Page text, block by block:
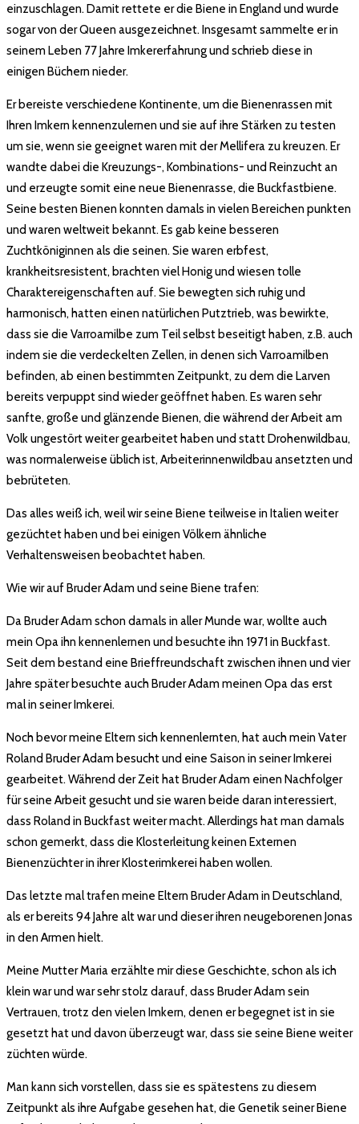
einzuschlagen. Damit rettete er die Biene in England und wurde
sogar von der Queen ausgezeichnet. Insgesamt sammelte er in
seinem Leben 77 Jahre Imkererfahrung und schrieb diese in
einigen Büchern nieder.
Er bereiste verschiedene Kontinente, um die Bienenrassen mit
Ihren Imkern kennenzulernen und sie auf ihre Stärken zu testen
um sie, wenn sie geeignet waren mit der Mellifera zu kreuzen. Er
wandte dabei die Kreuzungs-, Kombinations- und Reinzucht an
und erzeugte somit eine neue Bienenrasse, die Buckfastbiene.
Seine besten Bienen konnten damals in vielen Bereichen punkten
und waren weltweit bekannt. Es gab keine besseren
Zuchtköniginnen als die seinen. Sie waren erbfest,
krankheitsresistent, brachten viel Honig und wiesen tolle
Charaktereigenschaften auf. Sie bewegten sich ruhig und
harmonisch, hatten einen natürlichen Putztrieb, was bewirkte,
dass sie die Varroamilbe zum Teil selbst beseitigt haben, z.B. auch
indem sie die verdeckelten Zellen, in denen sich Varroamilben
befinden, ab einen bestimmten Zeitpunkt, zu dem die Larven
bereits verpuppt sind wieder geöffnet haben. Es waren sehr
sanfte, große und glänzende Bienen, die während der Arbeit am
Volk ungestört weiter gearbeitet haben und statt Drohenwildbau,
was normalerweise üblich ist, Arbeiterinnenwildbau ansetzten und
bebrüteten.
Das alles weiß ich, weil wir seine Biene teilweise in Italien weiter
gezüchtet haben und bei einigen Völkern ähnliche
Verhaltensweisen beobachtet haben.
Wie wir auf Bruder Adam und seine Biene trafen:
Da Bruder Adam schon damals in aller Munde war, wollte auch
mein Opa ihn kennenlernen und besuchte ihn 1971 in Buckfast.
Seit dem bestand eine Brieffreundschaft zwischen ihnen und vier
Jahre später besuchte auch Bruder Adam meinen Opa das erst
mal in seiner Imkerei.
Noch bevor meine Eltern sich kennenlernten, hat auch mein Vater
Roland Bruder Adam besucht und eine Saison in seiner Imkerei
gearbeitet. Während der Zeit hat Bruder Adam einen Nachfolger
für seine Arbeit gesucht und sie waren beide daran interessiert,
dass Roland in Buckfast weiter macht. Allerdings hat man damals
schon gemerkt, dass die Klosterleitung keinen Externen
Bienenzüchter in ihrer Klosterimkerei haben wollen.
Das letzte mal trafen meine Eltern Bruder Adam in Deutschland,
als er bereits 94 Jahre alt war und dieser ihren neugeborenen Jonas
in den Armen hielt.
Meine Mutter Maria erzählte mir diese Geschichte, schon als ich
klein war und war sehr stolz darauf, dass Bruder Adam sein
Vertrauen, trotz den vielen Imkern, denen er begegnet ist in sie
gesetzt hat und davon überzeugt war, dass sie seine Biene weiter
züchten würde.
Man kann sich vorstellen, dass sie es spätestens zu diesem
Zeitpunkt als ihre Aufgabe gesehen hat, die Genetik seiner Biene